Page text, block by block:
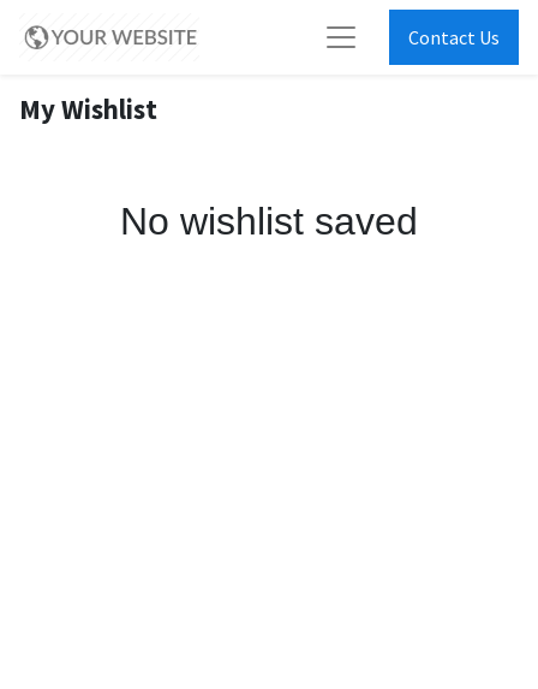
Contact Us
My Wishlist
No wishlist saved